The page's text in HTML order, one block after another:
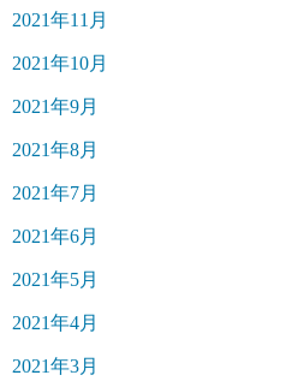
2021年11月
2021年10月
2021年9月
2021年8月
2021年7月
2021年6月
2021年5月
2021年4月
2021年3月